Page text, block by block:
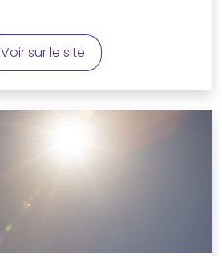
Voir sur le site